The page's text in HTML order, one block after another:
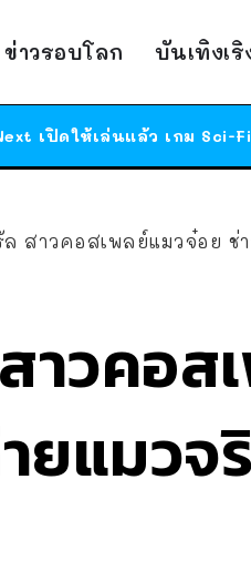
ข่าวรอบโลก บันเทิงเ ร้านอาหา
สาวคอสเพลย์แมวจ๋อย ช่
าวคอ
ยแมวจ